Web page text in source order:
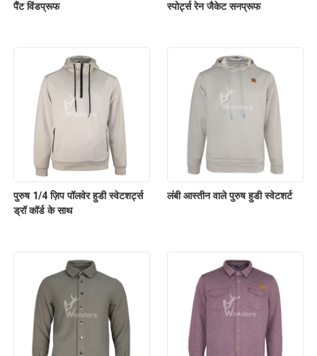
पैंट विंडप्रूफ
स्पोर्ट्स रेन जैकेट सनप्रूफ
पुरुष 1/4 ज़िप पॉलवेर हुडी स्वेटशर्ट्स
ड्रॉ कॉर्ड के साथ
लंबी आस्तीन वाले पुरुष हुडी स्वेटशर्ट